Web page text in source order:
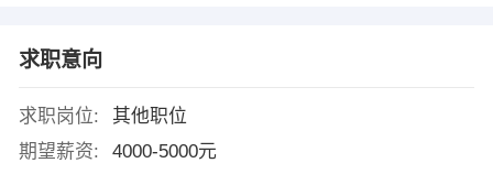
求职意向
求职岗位:
其他职位
期望薪资:
4000-5000元